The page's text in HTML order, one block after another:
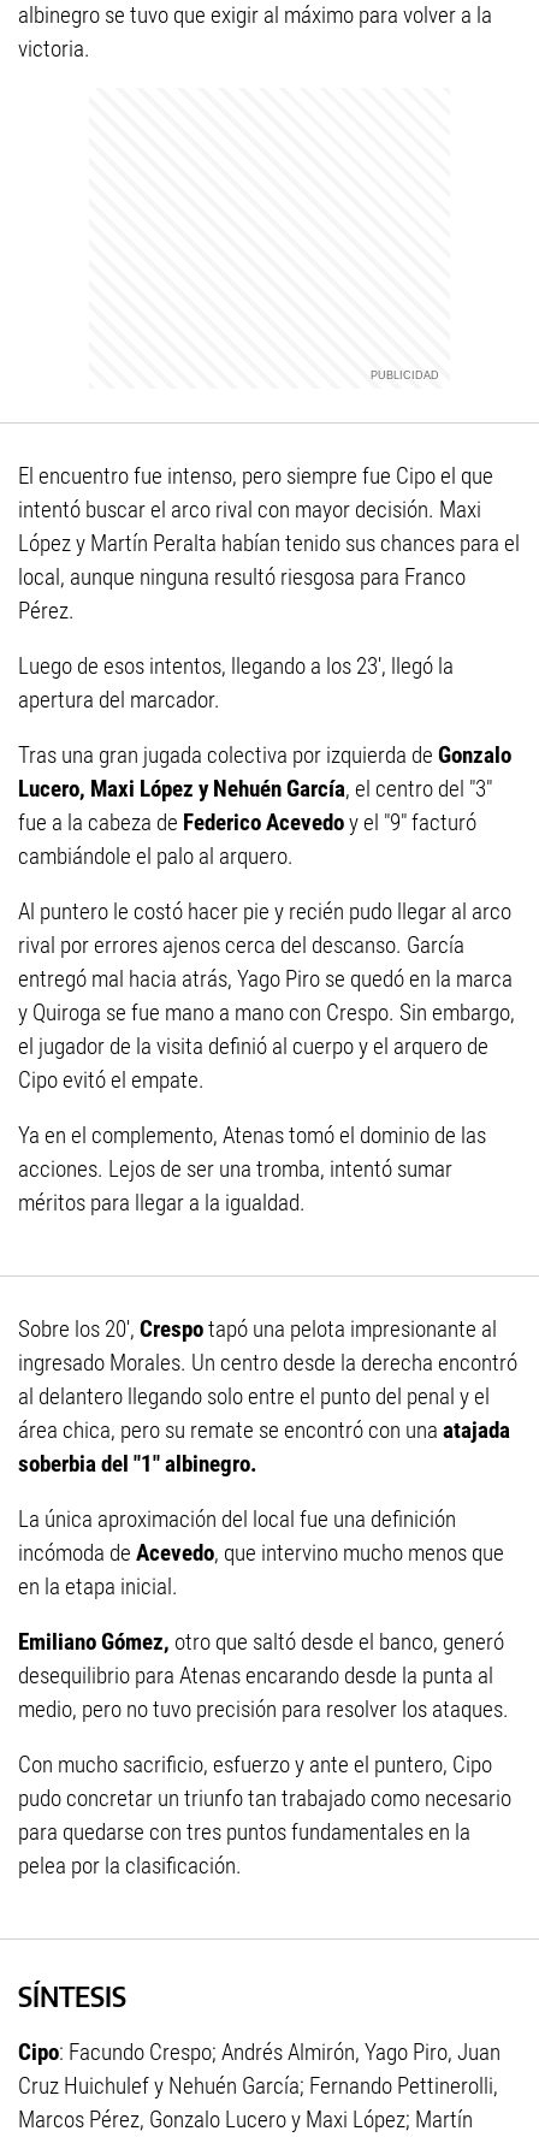
albinegro se tuvo que exigir al máximo para volver a la
victoria.
El encuentro fue intenso, pero siempre fue Cipo el que
intentó buscar el arco rival con mayor decisión. Maxi
López y Martín Peralta habían tenido sus chances para el
local, aunque ninguna resultó riesgosa para Franco
Pérez.
Luego de esos intentos, llegando a los 23', llegó la
apertura del marcador.
Tras una gran jugada colectiva por izquierda de Gonzalo
Lucero, Maxi López y Nehuén García, el centro del "3"
fue a la cabeza de Federico Acevedoy el "9" facturó
cambiándole el palo al arquero.
Al puntero le costó hacer pie y recién pudo llegar al arco
rival por errores ajenos cerca del descanso. García
entregó mal hacia atrás, Yago Piro se quedó en la marca
y Quiroga se fue mano a mano con Crespo. Sin embargo,
el jugador de la visita definió al cuerpo y el arquero de
Cipo evitó el empate.
Ya en el complemento, Atenas tomó el dominio de las
acciones. Lejos de ser una tromba, intentó sumar
méritos para llegar a la igualdad.
Sobre los 20', Crespotapó una pelota impresionante al
ingresado Morales. Un centro desde la derecha encontró
al delantero llegando solo entre el punto del penal y el
área chica, pero su remate se encontró con una atajada
soberbia del "1" albinegro.
La única aproximación del local fue una definición
incómoda de Acevedo, que intervino mucho menos que
en la etapa inicial.
Emiliano Gómez, otro que saltó desde el banco, generó
desequilibrio para Atenas encarando desde la punta al
medio, pero no tuvo precisión para resolver los ataques.
Con mucho sacrificio, esfuerzo y ante el puntero, Cipo
pudo concretar un triunfo tan trabajado como necesario
para quedarse con tres puntos fundamentales en la
pelea por la clasificación.
SÍNTESIS
Cipo: Facundo Crespo; Andrés Almirón, Yago Piro, Juan
Cruz Huichulef y Nehuén García; Fernando Pettinerolli,
Marcos Pérez, Gonzalo Lucero y Maxi López; Martín